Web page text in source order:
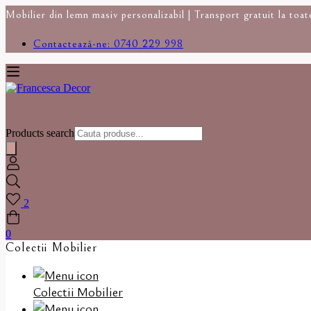
Mobilier din lemn masiv personalizabil | Transport gratuit la
Contactează-ne: 0740 229 998
Products search
2
0
Colectii Mobilier
Colectii Mobilier